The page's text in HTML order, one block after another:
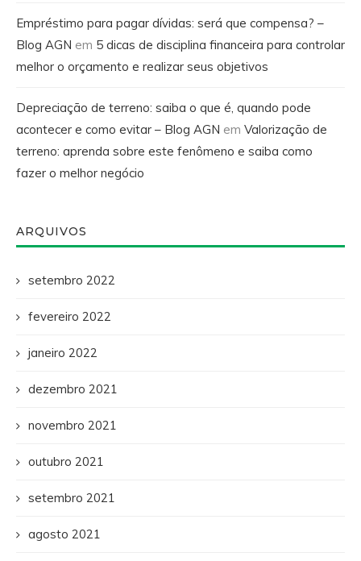
Empréstimo para pagar dívidas: será que compensa? –
Blog AGN em 5 dicas de disciplina financeira para controlar
melhor o orçamento e realizar seus objetivos
Depreciação de terreno: saiba o que é, quando pode
acontecer e como evitar – Blog AGN em Valorização de
terreno: aprenda sobre este fenômeno e saiba como
fazer o melhor negócio
ARQUIVOS
setembro 2022
fevereiro 2022
janeiro 2022
dezembro 2021
novembro 2021
outubro 2021
setembro 2021
agosto 2021